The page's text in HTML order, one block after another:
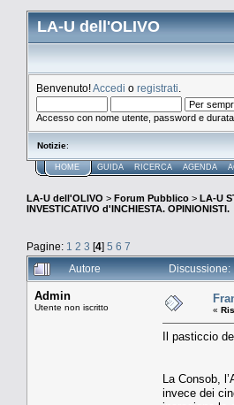
LA-U dell'OLIVO
Benvenuto!Accedi o registrati
Accesso con nome utente, password e
Notizie:
HOME GUIDA RICERCA AGENDA
LA-U dell'OLIVO > Forum Pubblico > LA-U
INVESTICATIVO d'INCHIESTA. OPINIONISTI.
Pagine: 1 2 3 [4] 5 6 7
Autore
Discussione:
Admin
Utente non iscritto «
Il pasticcio
La Consob,
invece dei